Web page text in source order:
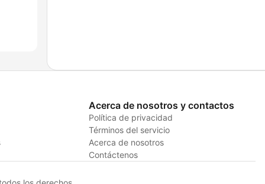
Acerca de nosotros y contactos
Política de privacidad
Términos del servicio
Acerca de nosotros
Contáctenos